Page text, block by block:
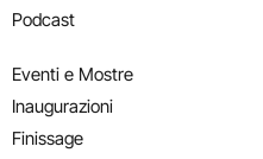
Podcast
Eventi e Mostre
Inaugurazioni
Finissage